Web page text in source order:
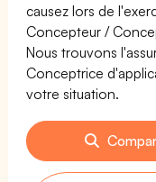
causez lors de
Concepteur /
Nous trouvons
Conceptrice
votre situation.